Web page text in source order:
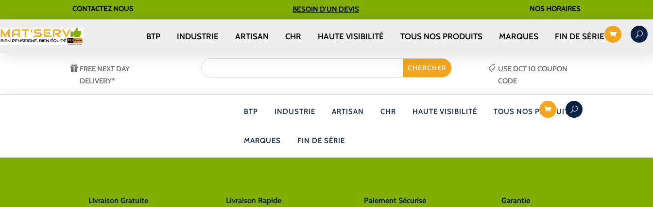
CONTACTEZ NOUS BESOIN D'UN DEVIS NOS HORAIRES
BTP INDUSTRIE ARTISAN CHR HAUTE VISIBILITÉ TOUS NOS PRODUITS MARQUES FIN DE SÉRIE
FREE NEXT DAY
DELIVERY*
USE DCT 10 COUPON
CODE
BTP INDUSTRIE ARTISAN CHR HAUTE VISIBILITÉ TOUS NOS PRODUITS
MARQUES FIN DE SÉRIE
Livraison Gratuite Livraison Rapide Paiement Sécurisé Garantie